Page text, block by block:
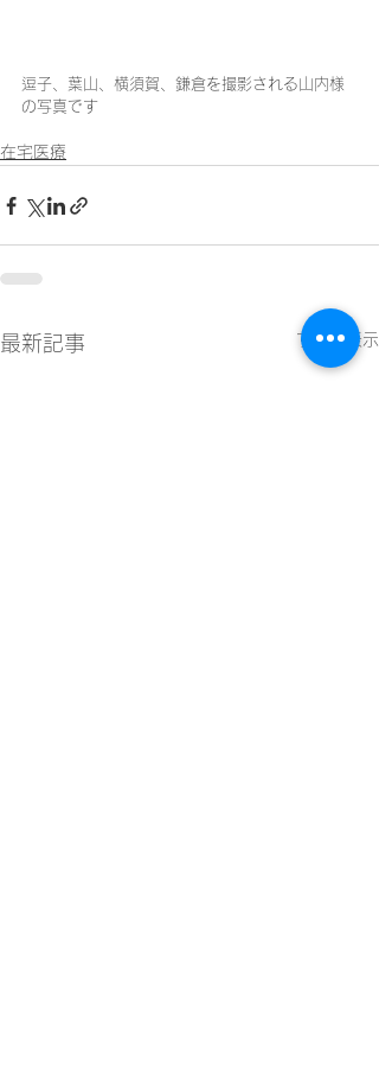
逗子、葉山、横須賀、鎌倉を撮影される山内様
の写真です
在宅医療
最新記事 すべて表示